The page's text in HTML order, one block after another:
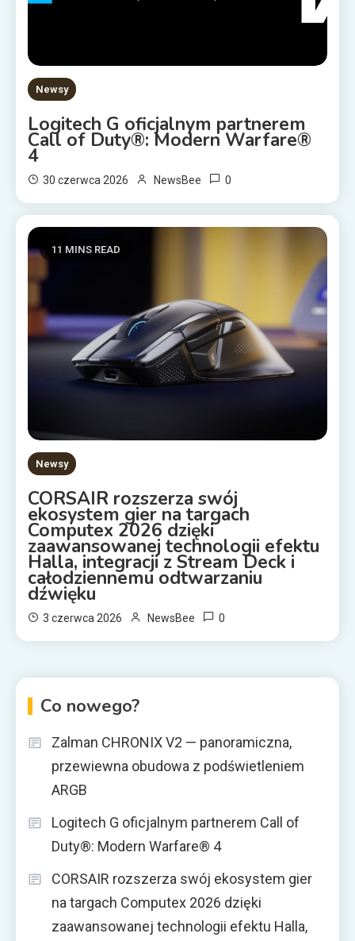
Newsy
Logitech G oficjalnym partnerem
Call of Duty®: Modern Warfare®
4
30 czerwca 2026 NewsBee 0
11 MINS READ
Newsy
CORSAIR rozszerza swój
ekosystem gier na targach
Computex 2026 dzięki
zaawansowanej technologii efektu
Halla, integracji z Stream Deck i
całodziennemu odtwarzaniu
dźwięku
3 czerwca 2026 NewsBee 0
Co nowego?
Zalman CHRONIX V2 — panoramiczna,
przewiewna obudowa z podświetleniem
ARGB
Logitech G oficjalnym partnerem Call of
Duty®: Modern Warfare® 4
CORSAIR rozszerza swój ekosystem gier
na targach Computex 2026 dzięki
zaawansowanej technologii efektu Halla,